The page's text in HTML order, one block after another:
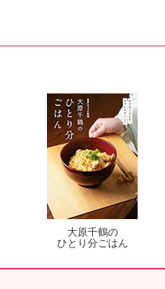
大原千鶴の
ひとり分ごはん